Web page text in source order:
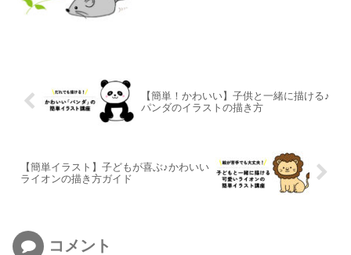
【簡単！かわいい】子供と一緒に描ける♪
パンダのイラストの描き方
【簡単イラスト】子どもが喜ぶ♪かわいい
ライオンの描き方ガイド
コメント